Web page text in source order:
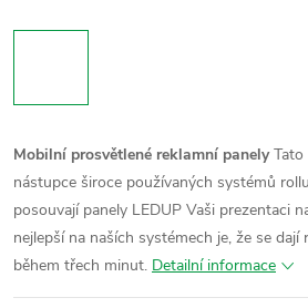
Mobilní prosvětlené reklamní panely Tato
nástupce široce používaných systémů
posouvají panely LEDUP Vaši prezentaci
nejlepší na naších systémech je, že se
během třech minut. Detailní informace